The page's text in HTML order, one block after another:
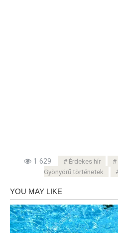
1 629 Érdekes hír
Gyönyörű történetek